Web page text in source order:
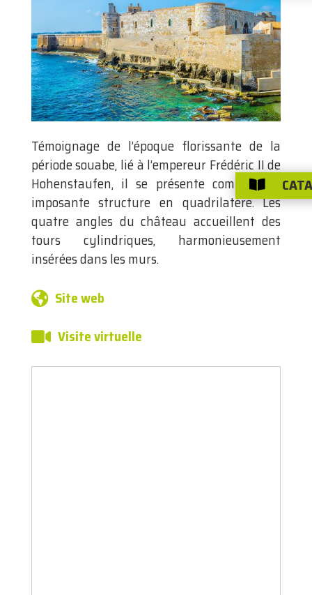
Témoignage de l’époque florissante de la
période souabe, lié à l’empereur Frédéric II de
Hohenstaufen, il se présente comme une
imposante structure en quadrilatère. Les
quatre angles du château accueillent des
tours cylindriques, harmonieusement
insérées dans les murs.
Site web
Visite virtuelle
